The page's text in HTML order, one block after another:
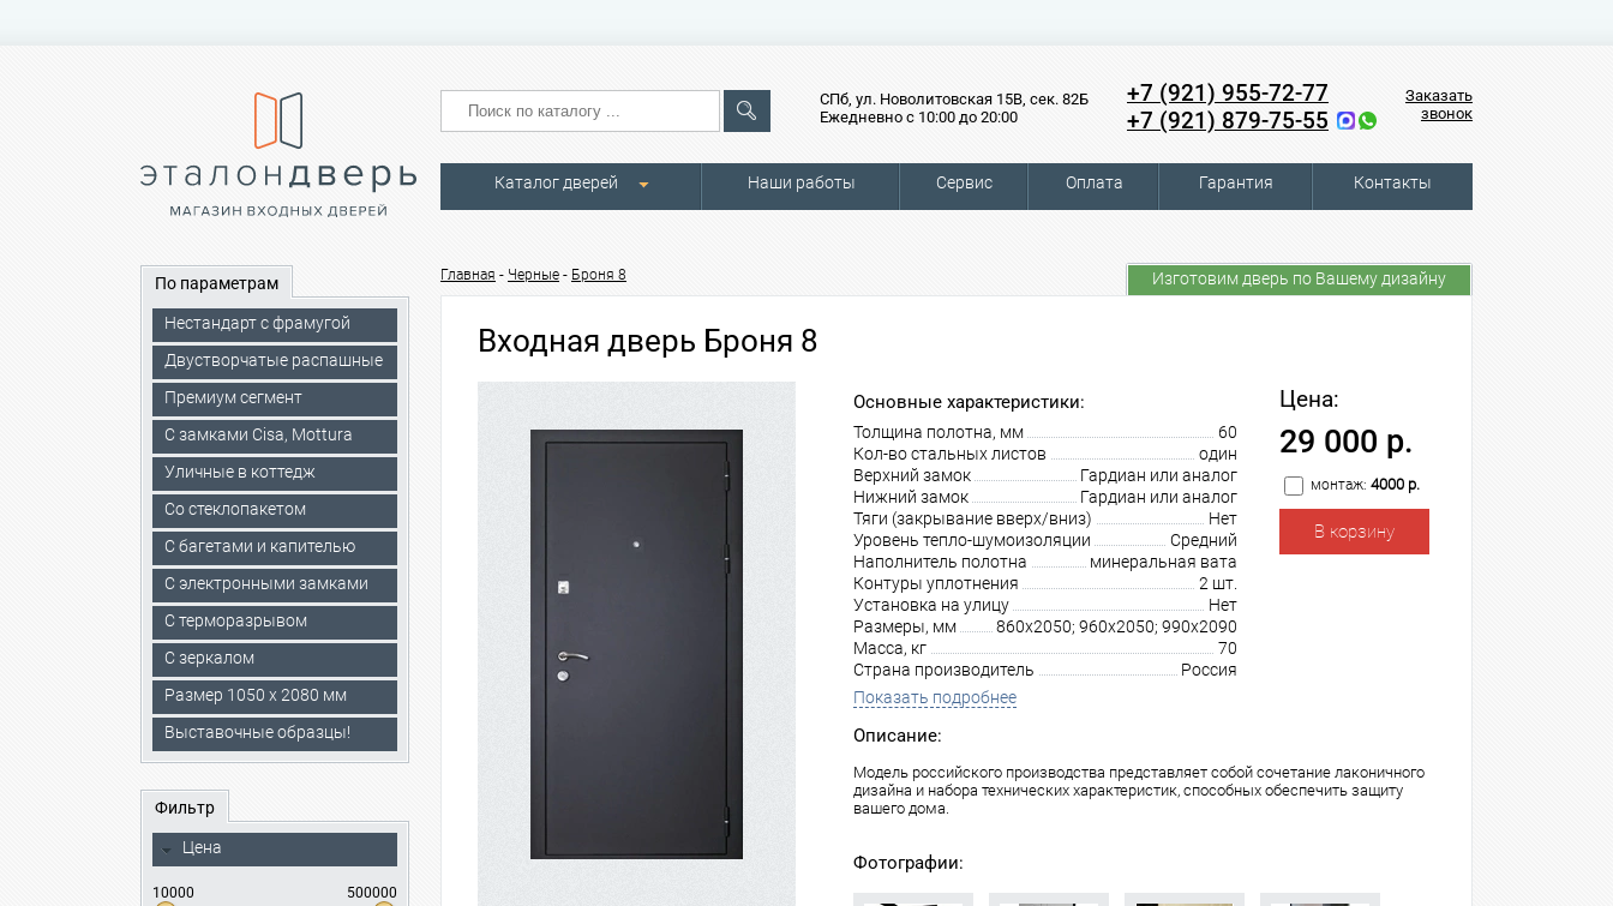
СПб, ул. Новолитовская 15В, сек. 82Б
Ежедневно с 10:00 до 20:00
+7 (921) 955-72-77
+7 (921) 879-75-55
Заказать
звонок
Каталог дверей Наши работы Сервис Оплата Гарантия Контакты
По параметрам
Нестандарт с фрамугой
Двустворчатые распашные
Премиум сегмент
C замками Cisa, Mottura
Уличные в коттедж
Со стеклопакетом
С багетами и капителью
C электронными замками
С терморазрывом
С зеркалом
Размер 1050 х 2080 мм
Выставочные образцы!
Фильтр
Цена
10000 500000
Главная - Черные - Броня 8 Изготовим дверь по Вашему дизайну
Входная дверь Броня 8
Основные характеристики:
Толщина полотна, мм
60
Кол-во стальных листов
один
Верхний замок
Гардиан или аналог
Нижний замок
Гардиан или аналог
Тяги (закрывание вверх/вниз)
Нет
Уровень тепло-шумоизоляции
Средний
Наполнитель полотна
минеральная вата
Контуры уплотнения
2 шт.
Установка на улицу
Нет
Размеры, мм
860х2050; 960х2050; 990х2090
Масса, кг
70
Страна производитель
Россия
Показать подробнее
Цена:
29 000 р.
монтаж: 4000 р.
Описание:
Модель российского производства представляет собой сочетание лаконичного
дизайна и набора технических характеристик, способных обеспечить защиту
вашего дома.
Фотографии: